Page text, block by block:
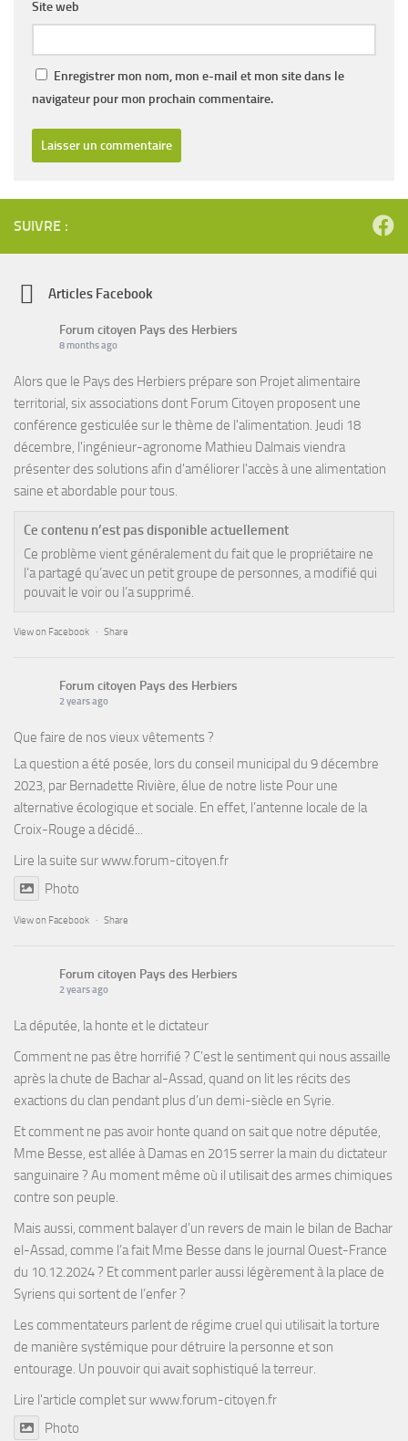
Site web
Enregistrer mon nom, mon e-mail et mon site dans le
navigateur pour mon prochain commentaire.
SUIVRE :
Articles Facebook
Forum citoyen Pays des Herbiers
8 months ago
Alors que le Pays des Herbiers prépare son Projet alimentaire
territorial, six associations dont Forum Citoyen proposent une
conférence gesticulée sur le thème de l'alimentation. Jeudi 18
décembre, l'ingénieur-agronome Mathieu Dalmais viendra
présenter des solutions afin d'améliorer l'accès à une alimentation
saine et abordable pour tous.
Ce contenu n’est pas disponible actuellement
Ce problème vient généralement du fait que le propriétaire ne
l’a partagé qu’avec un petit groupe de personnes, a modifié qui
pouvait le voir ou l’a supprimé.
View on Facebook · Share
Forum citoyen Pays des Herbiers
2 years ago
Que faire de nos vieux vêtements ?
La question a été posée, lors du conseil municipal du 9 décembre
2023, par Bernadette Rivière, élue de notre liste Pour une
alternative écologique et sociale. En effet, l’antenne locale de la
Croix-Rouge a décidé...
Lire la suite surwww.forum-citoyen.fr
Photo
View on Facebook · Share
Forum citoyen Pays des Herbiers
2 years ago
La députée, la honte et le dictateur
Comment ne pas être horrifié ? C’est le sentiment qui nous assaille
après la chute de Bachar al-Assad, quand on lit les récits des
exactions du clan pendant plus d’un demi-siècle en Syrie.
Et comment ne pas avoir honte quand on sait que notre députée,
Mme Besse, est allée à Damas en 2015 serrer la main du dictateur
sanguinaire ? Au moment même où il utilisait des armes chimiques
contre son peuple.
Mais aussi, comment balayer d’un revers de main le bilan de Bachar
el-Assad, comme l’a fait Mme Besse dans le journal Ouest-France
du 10.12.2024 ? Et comment parler aussi légèrement à la place de
Syriens qui sortent de l’enfer ?
Les commentateurs parlent de régime cruel qui utilisait la torture
de manière systémique pour détruire la personne et son
entourage. Un pouvoir qui avait sophistiqué la terreur.
Lire l'article complet surwww.forum-citoyen.fr
Photo